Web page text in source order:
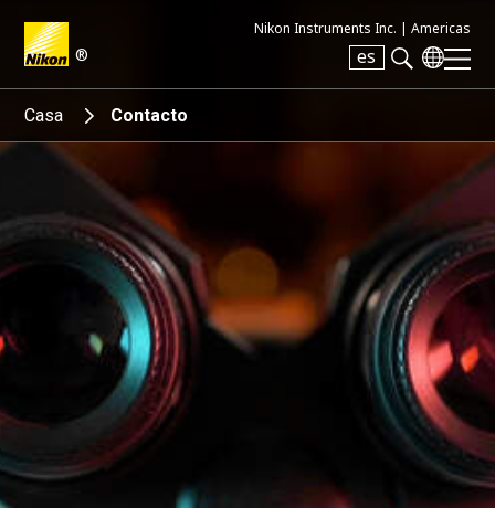
®
Nikon Instruments Inc. | Americas
es
Search keyword(s)
Casa Contacto